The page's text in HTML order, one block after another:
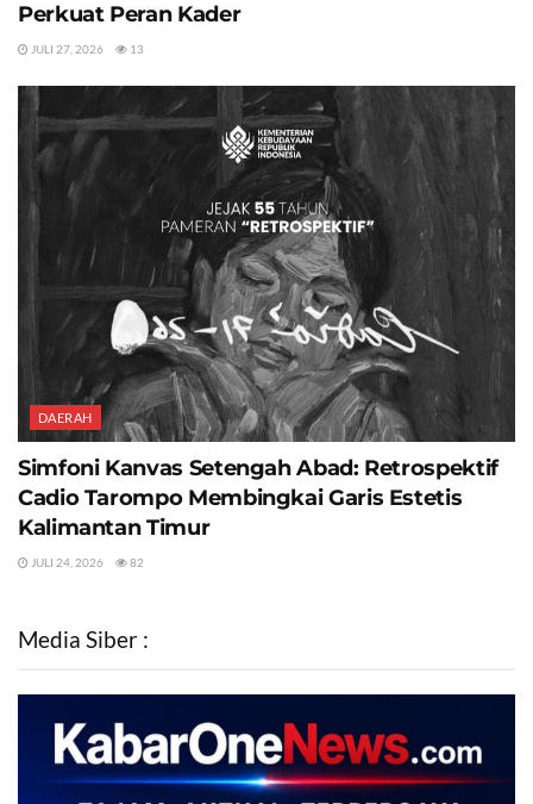
Perkuat Peran Kader
JULI 27, 2026 13
DAERAH
Simfoni Kanvas Setengah Abad: Retrospektif
Cadio Tarompo Membingkai Garis Estetis
Kalimantan Timur
JULI 24, 2026 82
Media Siber :